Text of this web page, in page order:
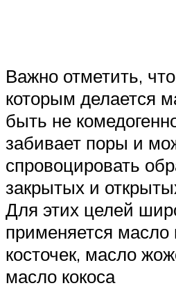
Важно отметить,
которым делается
быть не
забивает поры и
спровоцировать
закрытых и
Для этих целей
применяется масло
косточек, масло
масло кокоса